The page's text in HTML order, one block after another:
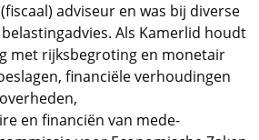
adviseur en was bij diverse
Als Kamerlid houdt
met rijksbegroting en monetair
financiële verhoudingen
en financiën van mede-